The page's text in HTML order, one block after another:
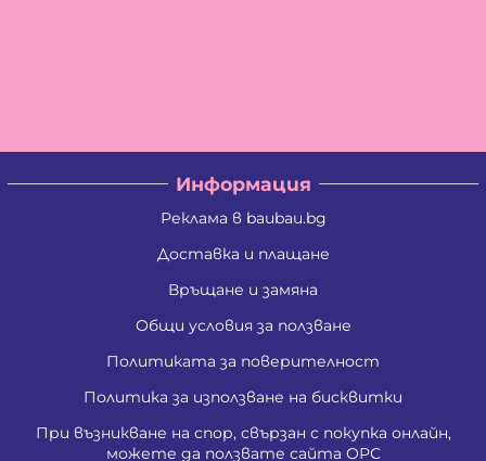
Информация
Реклама в baubau.bg
Доставка и плащане
Връщане и замяна
Общи условия за ползване
Политиката за поверителност
Политика за използване на бисквитки
При възникване на спор, свързан с покупка онлайн,
можете да ползвате сайта ОРС